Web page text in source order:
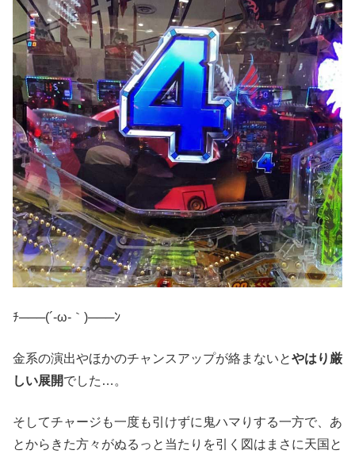
ﾁ───(´-ω-｀)───ﾝ
金系の演出やほかのチャンスアップが絡まないとやはり厳
しい展開でした…。
そしてチャージも一度も引けずに鬼ハマりする一方で、あ
とからきた方々がぬるっと当たりを引く図はまさに天国と